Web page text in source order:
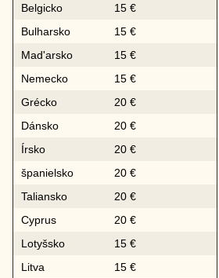
Belgicko
15 €
Bulharsko
15 €
Mad'arsko
15 €
Nemecko
15 €
Grécko
20 €
Dánsko
20 €
Írsko
20 €
španielsko
20 €
Taliansko
20 €
Cyprus
20 €
Lotyšsko
15 €
Litva
15 €